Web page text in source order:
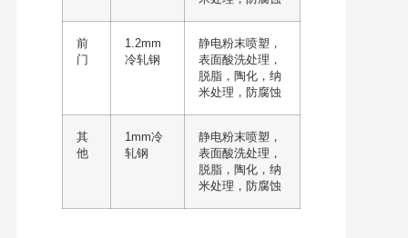
前
门
1.2mm
冷轧钢
静电粉末喷塑，
表面酸洗处理，
脱脂，陶化，纳
米处理，防腐蚀
其
他
1mm冷
轧钢
静电粉末喷塑，
表面酸洗处理，
脱脂，陶化，纳
米处理，防腐蚀